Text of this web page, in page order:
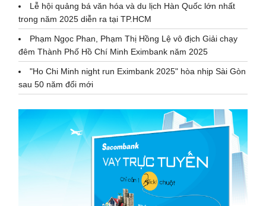
Lễ hội quảng bá văn hóa và du lịch Hàn Quốc lớn nhất
trong năm 2025 diễn ra tại TP.HCM
Phạm Ngọc Phan, Phạm Thị Hồng Lệ vô địch Giải chạy
đêm Thành Phố Hồ Chí Minh Eximbank năm 2025
"Ho Chi Minh night run Eximbank 2025" hòa nhịp Sài Gòn
sau 50 năm đổi mới